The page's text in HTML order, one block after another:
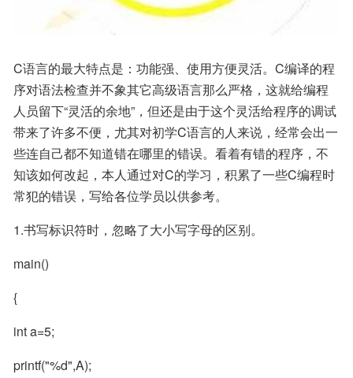
C语言的最大特点是：功能强、使用方便灵活。C编译的程
序对语法检查并不象其它高级语言那么严格，这就给编程
人员留下“灵活的余地”，但还是由于这个灵活给程序的调试
带来了许多不便，尤其对初学C语言的人来说，经常会出一
些连自己都不知道错在哪里的错误。看着有错的程序，不
知该如何改起，本人通过对C的学习，积累了一些C编程时
常犯的错误，写给各位学员以供参考。
1.书写标识符时，忽略了大小写字母的区别。
main()
{
int a=5;
printf("%d",A);